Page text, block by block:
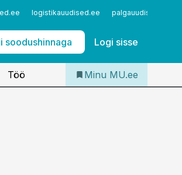
logistikauudised.ee palgauudised.ee
soodushinnaga Logi sisse
Iseteenindus
Telli Meditsiiniuudised
Töö Minu MU.ee